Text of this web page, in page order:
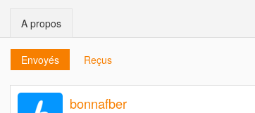
A propos
Envoyés Reçus
bonnafber